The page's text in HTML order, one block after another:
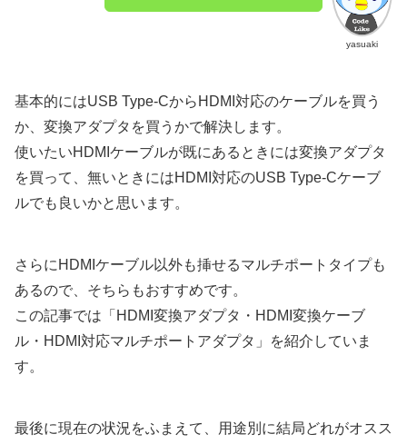
yasuaki
基本的にはUSB Type-CからHDMI対応のケーブルを買う
か、変換アダプタを買うかで解決します。
使いたいHDMIケーブルが既にあるときには変換アダプタ
を買って、無いときにはHDMI対応のUSB Type-Cケーブ
ルでも良いかと思います。
さらにHDMIケーブル以外も挿せるマルチポートタイプも
あるので、そちらもおすすめです。
この記事では「HDMI変換アダプタ・HDMI変換ケーブ
ル・HDMI対応マルチポートアダプタ」を紹介していま
す。
最後に現在の状況をふまえて、用途別に結局どれがオスス